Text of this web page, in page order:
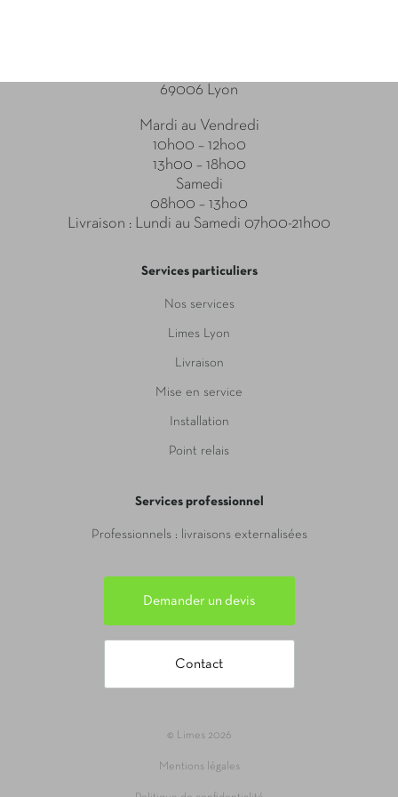
69006 Lyon
Mardi au Vendredi
10h00 – 12ho0
13h00 – 18h00
Samedi
08h00 – 13ho0
Livraison : Lundi au Samedi 07h00-21h00
Services particuliers
Nos services
Limes Lyon
Livraison
Mise en service
Installation
Point relais
Services professionnel
Professionnels : livraisons externalisées
Demander un devis
Contact
© Limes 2026
Mentions légales